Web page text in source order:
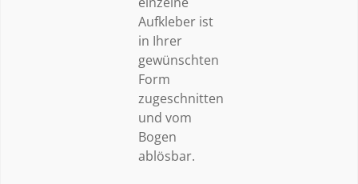
Aufkleber ist
in Ihrer
gewünschten
Form
zugeschnitten
und vom
Bogen
ablösbar.